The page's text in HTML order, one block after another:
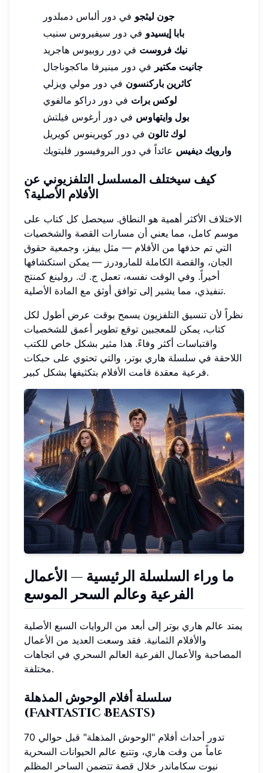
جون ليثجو في دور ألباس دمبلدور
بابا إيسيدو في دور سيفيروس سنيب
نيك فروست في دور روبيوس هاجريد
جانيت مكتير في دور مينيرفا ماكجوناجال
كاثرين باركنسون في دور مولي ويزلي
لوكس برات في دور دراكو مالفوي
بول وايتهاوس في دور أرغوس فيلتش
لوك ثالون في دور كويرينوس كويريل
وارويك ديفيس عائداً في دور البروفيسور فليتويك
كيف سيختلف المسلسل التلفزيوني عن
الأفلام الأصلية؟
الاختلاف الأكثر أهمية هو النطاق. سيحصل كل كتاب على
موسم كامل، مما يعني أن مسارات القصة والشخصيات
التي تم حذفها من الأفلام — مثل بيفز، وجمعية حقوق
الجان، والقصة الكاملة للمارودرز — يمكن استكشافها
أخيراً. وفي الوقت نفسه، تعمل ج. ك. رولينغ كمنتج
تنفيذي، مما يشير إلى توافق أوثق مع المادة الأصلية.
نظراً لأن تنسيق التلفزيون يسمح بوقت عرض أطول لكل
كتاب، يمكن للمعجبين توقع تطوير أعمق للشخصيات
واقتباسات أكثر وفاءً. هذا مثير بشكل خاص للكتب
اللاحقة في سلسلة هاري بوتر، والتي تحتوي على حبكات
فرعية معقدة قامت الأفلام بتكثيفها بشكل كبير.
ما وراء السلسلة الرئيسية — الأعمال
الفرعية وعالم السحر الموسع
يمتد عالم هاري بوتر إلى أبعد من الروايات السبع الأصلية
والأفلام الثمانية. فقد وسعت العديد من الأعمال
المصاحبة والأعمال الفرعية العالم السحري في اتجاهات
مختلفة.
سلسلة أفلام الوحوش المذهلة
(Fantastic Beasts)
تدور أحداث أفلام "الوحوش المذهلة" قبل حوالي 70
عاماً من وقت هاري، وتتبع عالم الحيوانات السحرية
نيوت سكاماندر خلال قصة تتضمن الساحر المظلم